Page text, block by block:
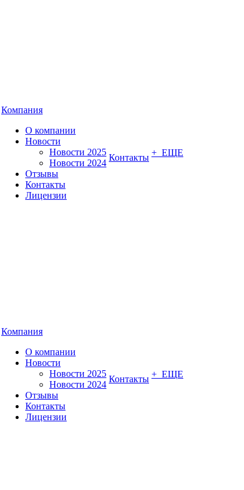
Компания
О компании
Новости
Новости 2025
Новости 2024
Отзывы
Контакты
Лицензии
Контакты + ЕЩЕ
Компания
О компании
Новости
Новости 2025
Новости 2024
Отзывы
Контакты
Лицензии
Контакты + ЕЩЕ